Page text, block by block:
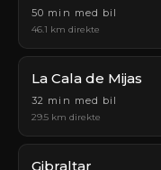
50 min med bil
46.1 km direkte
La Cala de Mijas
32 min med bil
29.5 km direkte
Gibraltar